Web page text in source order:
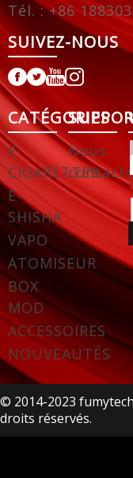
Tél. : +86
SUIVEZ-NOUS
CATÉGORIES
E-
CIGARETTES
E-
SHISHA
VAPO
ATOMISEUR
BOX
MOD
ACCESSOIRES
NOUVEAUTÉS
Nous
© 2014-2023
droits réservés.